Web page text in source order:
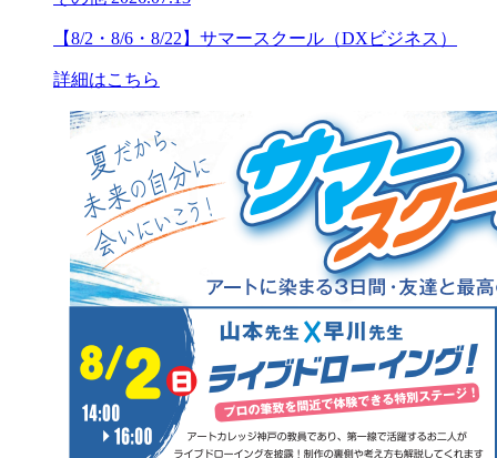
【8/2・8/6・8/22】サマースクール（DXビジネス）
詳細はこちら